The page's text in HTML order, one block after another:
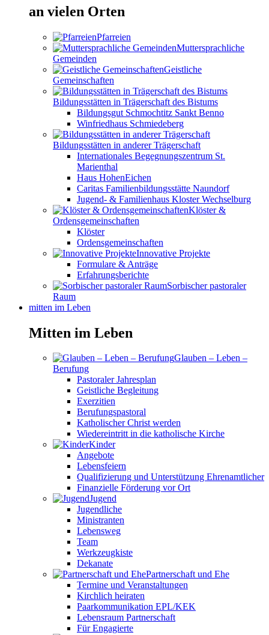
an vielen Orten
Pfarreien
Muttersprachliche
Gemeinden
Geistliche
Gemeinschaften
Bildungsstätten in Trägerschaft des Bistums
Bildungsgut Schmochtitz Sankt Benno
Winfriedhaus Schmiedeberg
Bildungsstätten in anderer Trägerschaft
Internationales Begegnungszentrum St.
Marienthal
Haus HohenEichen
Caritas Familienbildungsstätte Naundorf
Jugend- & Familienhaus Kloster Wechselburg
Klöster &
Ordensgemeinschaften
Klöster
Ordensgemeinschaften
Innovative Projekte
Formulare & Anträge
Erfahrungsberichte
Sorbischer pastoraler
Raum
mitten im Leben
Mitten im Leben
Glauben – Leben –
Berufung
Pastoraler Jahresplan
Geistliche Begleitung
Exerzitien
Berufungspastoral
Katholischer Christ werden
Wiedereintritt in die katholische Kirche
Kinder
Angebote
Lebensfeiern
Qualifizierung und Unterstützung Ehrenamtlicher
Finanzielle Förderung vor Ort
Jugend
Jugendliche
Ministranten
Lebensweg
Team
Werkzeugkiste
Dekanate
Partnerschaft und Ehe
Termine und Veranstaltungen
Kirchlich heiraten
Paarkommunikation EPL/KEK
Lebensraum Partnerschaft
Für Engagierte